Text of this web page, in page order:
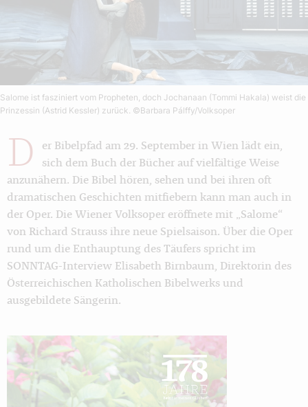
Salome ist fasziniert vom Propheten, doch Jochanaan (Tommi Hakala) weist die
Prinzessin (Astrid Kessler) zurück. ©Barbara Pálffy/Volksoper
D
er Bibelpfad am 29. September in Wien lädt ein,
sich dem Buch der Bücher auf vielfältige Weise
anzunähern. Die Bibel hören, sehen und bei ihren oft
dramatischen Geschichten mitfiebern kann man auch in
der Oper. Die Wiener Volksoper eröffnete mit „Salome“
von Richard Strauss ihre neue Spielsaison. Über die Oper
rund um die Enthauptung des Täufers spricht im
SONNTAG-Interview Elisabeth Birnbaum, Direktorin des
Österreichischen Katholischen Bibelwerks und
ausgebildete Sängerin.